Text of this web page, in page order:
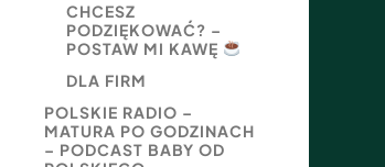
CHCESZ
PODZIĘKOWAĆ? –
POSTAW MI KAWĘ
DLA FIRM
POLSKIE RADIO –
MATURA PO GODZINACH
– PODCAST BABY OD